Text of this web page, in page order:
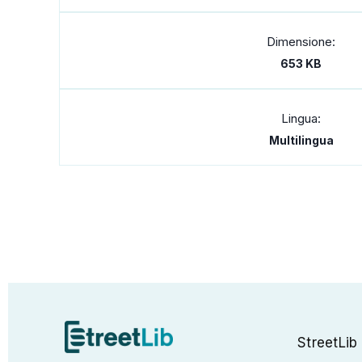
Dimensione:
653 KB
Lingua:
Multilingua
StreetLib